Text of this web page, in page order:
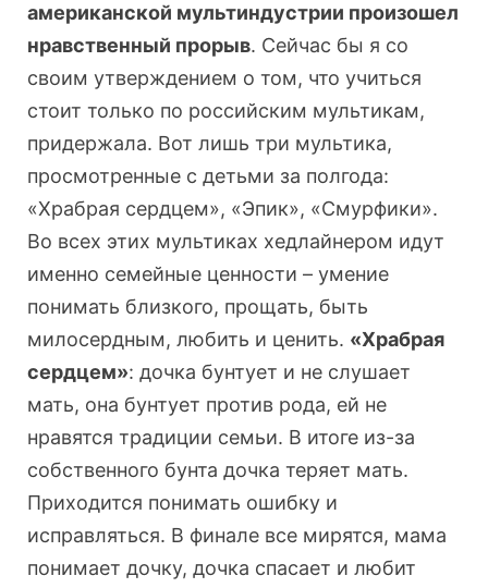
американской мультиндустрии произошел
нравственный прорыв. Сейчас бы я со
своим утверждением о том, что учиться
стоит только по российским мультикам,
придержала. Вот лишь три мультика,
просмотренные с детьми за полгода:
«Храбрая сердцем», «Эпик», «Смурфики».
Во всех этих мультиках хедлайнером идут
именно семейные ценности – умение
понимать близкого, прощать, быть
милосердным, любить и ценить. «Храбрая
сердцем»: дочка бунтует и не слушает
мать, она бунтует против рода, ей не
нравятся традиции семьи. В итоге из-за
собственного бунта дочка теряет мать.
Приходится понимать ошибку и
исправляться. В финале все мирятся, мама
понимает дочку, дочка спасает и любит